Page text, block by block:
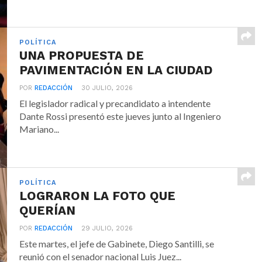
POLÍTICA
UNA PROPUESTA DE
PAVIMENTACIÓN EN LA CIUDAD
PORREDACCIÓN 30 JULIO, 2026
El legislador radical y precandidato a intendente
Dante Rossi presentó este jueves junto al Ingeniero
Mariano...
POLÍTICA
LOGRARON LA FOTO QUE
QUERÍAN
PORREDACCIÓN 29 JULIO, 2026
Este martes, el jefe de Gabinete, Diego Santilli, se
reunió con el senador nacional Luis Juez...